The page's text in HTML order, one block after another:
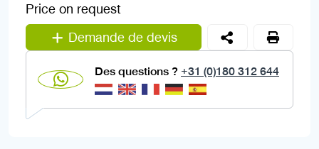
Price on request
Demande de devis
Des questions ? +31 (0)180 312 644